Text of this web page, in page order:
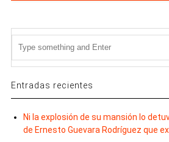
Entradas recientes
Ni la explosión de su mansión lo
de Ernesto Guevara Rodríguez que